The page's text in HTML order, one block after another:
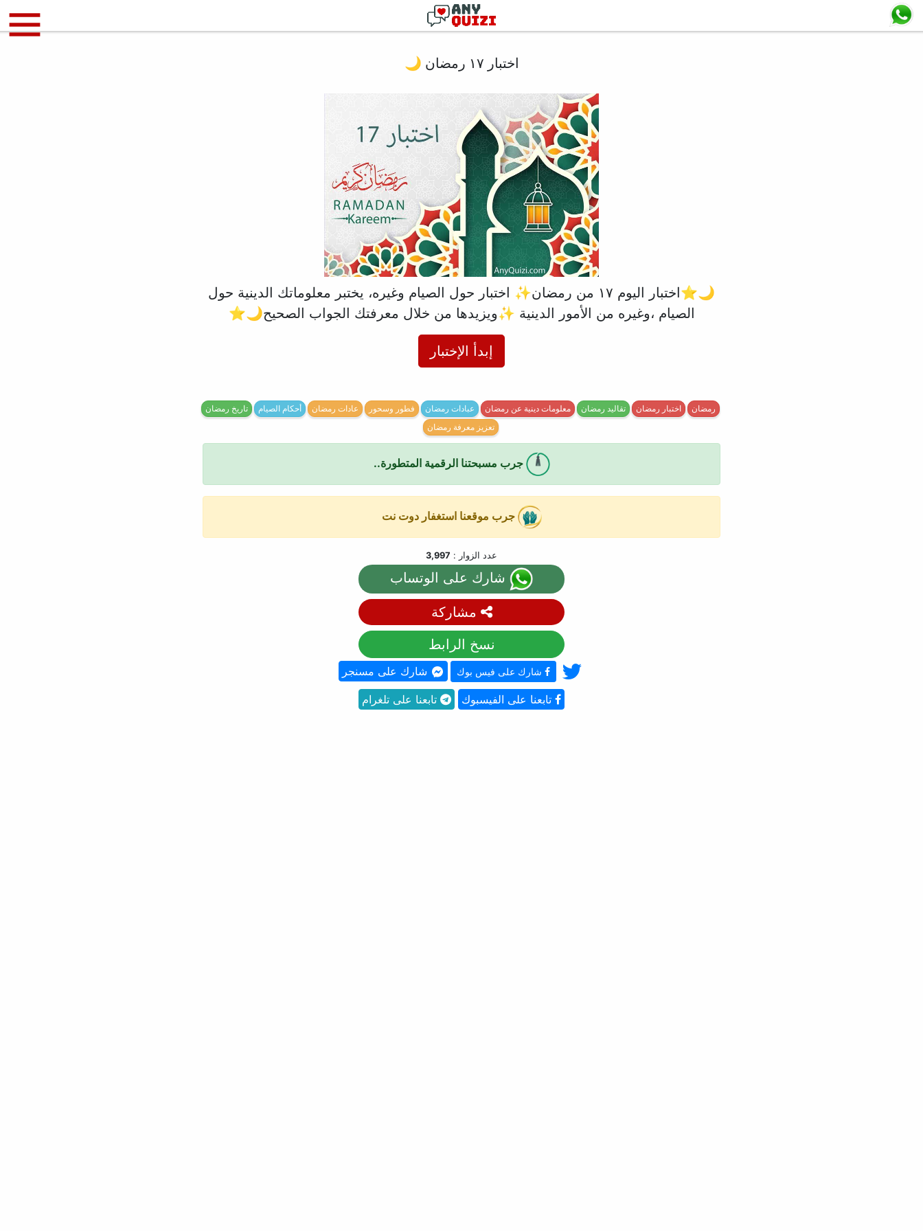
اختبار ١٧ رمضان 🌙
🌙⭐اختبار اليوم ١٧ من رمضان✨ اختبار حول الصيام وغيره، يختبر معلوماتك الدينية حول
الصيام ،وغيره من الأمور الدينية ✨ويزيدها من خلال معرفتك الجواب الصحيح🌙⭐
إبدأ الإختبار
رمضان اختبار رمضان تقاليد رمضان معلومات دينية عن رمضان عبادات رمضان فطور وسحور عادات رمضان أحكام الصيام
تاريخ رمضان
تعزيز معرفة رمضان
جرب مسبحتنا الرقمية المتطورة..
جرب موقعنا استغفار دوت نت
عدد الزوار : 3,997
شارك على الوتساب
مشاركة
نسخ الرابط
شارك على فيس بوك شارك على مسنجر
تابعنا على الفيسبوك تابعنا على تلغرام